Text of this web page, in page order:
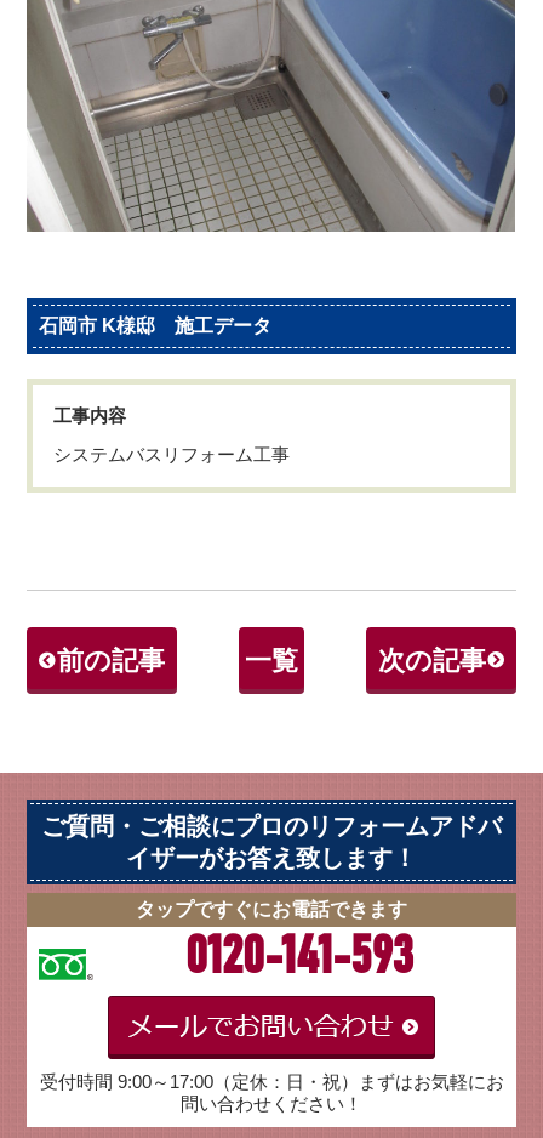
石岡市 K様邸 施工データ
工事内容
システムバスリフォーム工事
前の記事 一覧 次の記事
ご質問・ご相談にプロのリフォームアドバ
イザーがお答え致します！
タップですぐにお電話できます
0120-141-593
受付時間 9:00～17:00（定休：日・祝）まずはお気軽にお
問い合わせください！